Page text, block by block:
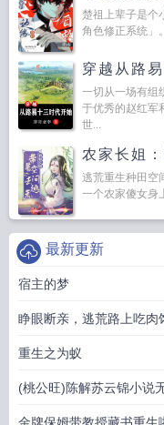
楚祖上辈子是个
角色修正系统」
穿越从路
一切从一场有
于优秀的赵红军
世...
农家长姐
逃荒重生种田空
一个农家傻女身
最新更新
宿主的梦
睁眼断亲，逃荒路上吃肉
重生之为蚁
(桃公旺)陈解苏云锦小说